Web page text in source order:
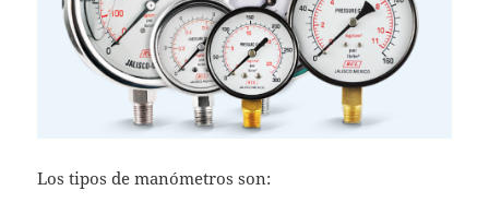
Los tipos de manómetros son: